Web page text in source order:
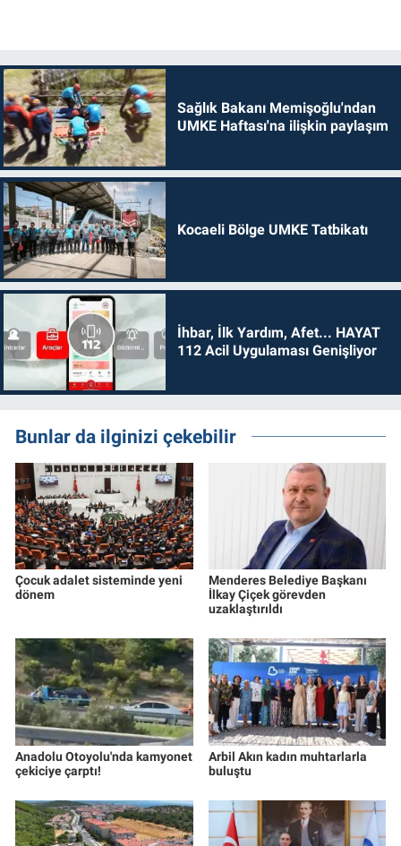
Sağlık Bakanı Memişoğlu'ndan
UMKE Haftası'na ilişkin paylaşım
Kocaeli Bölge UMKE Tatbikatı
İhbar, İlk Yardım, Afet... HAYAT
112 Acil Uygulaması Genişliyor
Bunlar da ilginizi çekebilir
Çocuk adalet sisteminde yeni
dönem
Menderes Belediye Başkanı
İlkay Çiçek görevden
uzaklaştırıldı
Anadolu Otoyolu'nda kamyonet
çekiciye çarptı!
Arbil Akın kadın muhtarlarla
buluştu